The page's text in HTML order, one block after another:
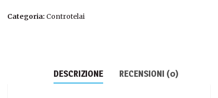
Categoria: Controtelai
DESCRIZIONE RECENSIONI (0)